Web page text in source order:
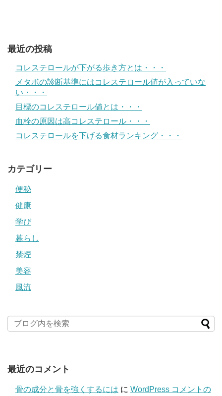
最近の投稿
コレステロールが下がる歩き方とは・・・
メタボの診断基準にはコレステロール値が入っていな
い・・・
目標のコレステロール値とは・・・
血栓の原因は高コレステロール・・・
コレステロールを下げる食材ランキング・・・
カテゴリー
便秘
健康
学び
暮らし
禁煙
美容
風流
最近のコメント
骨の成分と骨を強くするには に WordPress コメントの